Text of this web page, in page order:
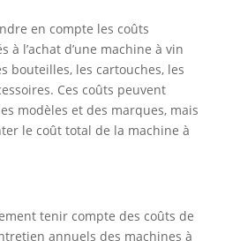
en compte les coûts
à l’achat d’une machine à vin
bouteilles, les cartouches, les
Ces coûts peuvent
modèles et des marques, mais
le coût total de la machine à
tenir compte des coûts de
annuels des machines à